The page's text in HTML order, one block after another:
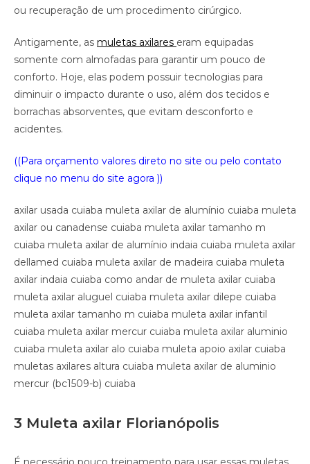
ou recuperação de um procedimento cirúrgico.
Antigamente, as muletas axilares eram equipadas
somente com almofadas para garantir um pouco de
conforto. Hoje, elas podem possuir tecnologias para
diminuir o impacto durante o uso, além dos tecidos e
borrachas absorventes, que evitam desconforto e
acidentes.
((Para orçamento valores direto no site ou pelo contato
clique no menu do site agora ))
axilar usada cuiaba muleta axilar de alumínio cuiaba muleta
axilar ou canadense cuiaba muleta axilar tamanho m
cuiaba muleta axilar de alumínio indaia cuiaba muleta axilar
dellamed cuiaba muleta axilar de madeira cuiaba muleta
axilar indaia cuiaba como andar de muleta axilar cuiaba
muleta axilar aluguel cuiaba muleta axilar dilepe cuiaba
muleta axilar tamanho m cuiaba muleta axilar infantil
cuiaba muleta axilar mercur cuiaba muleta axilar aluminio
cuiaba muleta axilar alo cuiaba muleta apoio axilar cuiaba
muletas axilares altura cuiaba muleta axilar de aluminio
mercur (bc1509-b) cuiaba
3 Muleta axilar Florianópolis